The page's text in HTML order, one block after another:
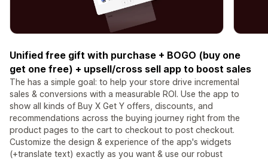
Unified free gift with purchase + BOGO (buy one
get one free) + upsell/cross sell app to boost sales
The has a simple goal: to help your store drive incremental
sales & conversions with a measurable ROI. Use the app to
show all kinds of Buy X Get Y offers, discounts, and
recommendations across the buying journey right from the
product pages to the cart to checkout to post checkout.
Customize the design & experience of the app's widgets
(+translate text) exactly as you want & use our robust